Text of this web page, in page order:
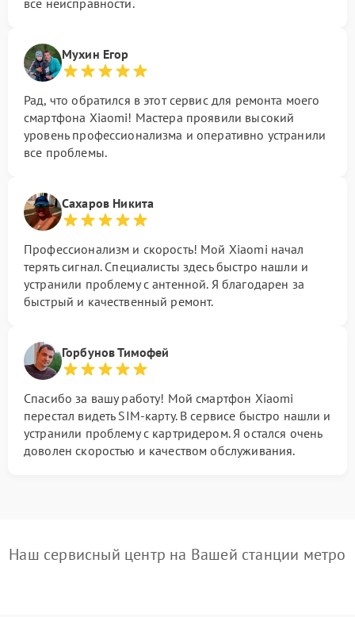
все неисправности.
Мухин Егор
Рад, что обратился в этот сервис для ремонта моего
смартфона Xiaomi! Мастера проявили высокий
уровень профессионализма и оперативно устранили
все проблемы.
Сахаров Никита
Профессионализм и скорость! Мой Xiaomi начал
терять сигнал. Специалисты здесь быстро нашли и
устранили проблему с антенной. Я благодарен за
быстрый и качественный ремонт.
Горбунов Тимофей
Спасибо за вашу работу! Мой смартфон Xiaomi
перестал видеть SIM-карту. В сервисе быстро нашли и
устранили проблему с картридером. Я остался очень
доволен скоростью и качеством обслуживания.
Наш сервисный центр на Вашей станции метро